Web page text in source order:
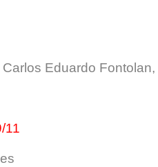
Eduardo
11